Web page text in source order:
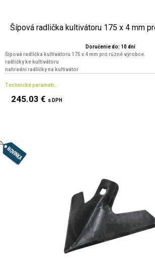
Šípová radlička kultivátoru 175 x 4 mm
Doručenie do: 10 dní
Šípová radlička kultivátoru 175 x 4 mm pro různé výrobce.
radličky ke kultivátoru
nahradní radličky na kultivátor
Technické parametr...
245.03 € s DPH